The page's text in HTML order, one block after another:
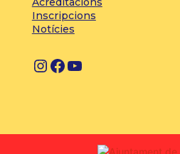
Inscripcions
Notícies
I
t
F
e
Y
T